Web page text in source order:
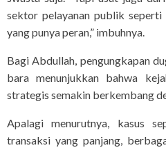
sektor pelayanan publik seperti
yang punya peran,” imbuhnya.
Bagi Abdullah, pengungkapan
bara menunjukkan bahwa
strategis semakin berkembang
Apalagi menurutnya, kasus
transaksi yang panjang,